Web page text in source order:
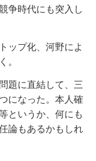
争時代にも突入し
ップ化、河野によ
。
題に直結して、三
になった。本人確
というか、何にも
論もあるかもしれ